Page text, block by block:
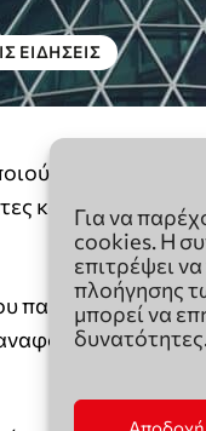
Για να
cookies. Η
επιτρέψει
πλοήγησης
μπορεί να